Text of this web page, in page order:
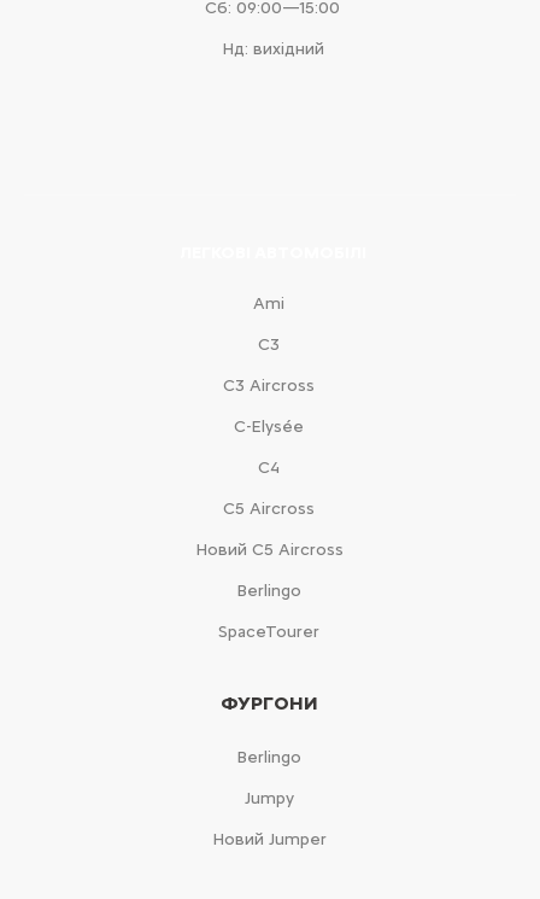
Сб: 09:00—15:00
Нд: вихідний
Ami
С3
С3 Aircross
C-Elysée
С4
С5 Aircross
Новий С5 Aircross
Berlingo
SpaceTourer
ФУРГОНИ
Berlingo
Jumpy
Новий Jumper